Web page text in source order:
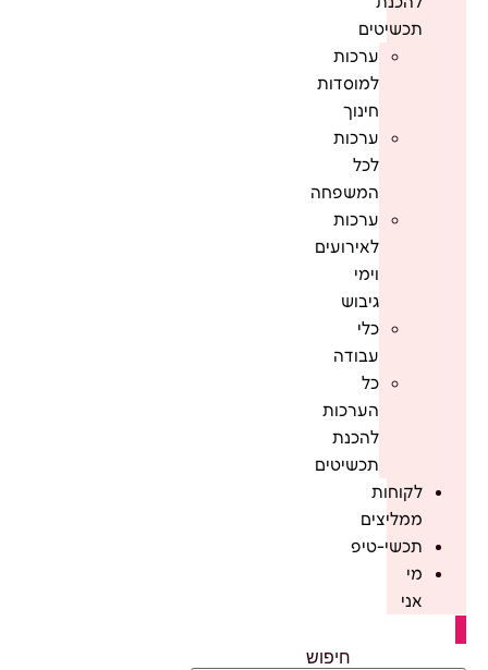
תכשיטים
ערכות
למוסדות
חינוך
ערכות
לכל
המשפחה
ערכות
לאירועים
וימי
גיבוש
כלי
עבודה
כל
הערכות
להכנת
תכשיטים
לקוחות
ממליצים
תכשי-טיפ
מי
אני
חיפוש